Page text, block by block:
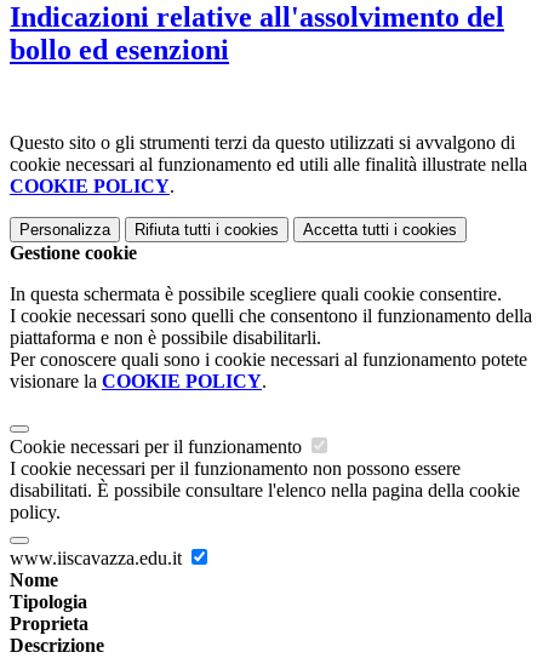
Indicazioni relative all'assolvimento del
bollo ed esenzioni
Questo sito o gli strumenti terzi da questo utilizzati si avvalgono di
cookie necessari al funzionamento ed utili alle finalità illustrate nella
COOKIE POLICY.
Personalizza Rifiuta tutti i cookies Accetta tutti i cookies
Gestione cookie
In questa schermata è possibile scegliere quali cookie consentire.
I cookie necessari sono quelli che consentono il funzionamento della
piattaforma e non è possibile disabilitarli.
Per conoscere quali sono i cookie necessari al funzionamento potete
visionare la COOKIE POLICY.
Cookie necessari per il funzionamento
I cookie necessari per il funzionamento non possono essere
disabilitati. È possibile consultare l'elenco nella pagina della cookie
policy.
www.iiscavazza.edu.it
Nome
Tipologia
Proprieta
Descrizione